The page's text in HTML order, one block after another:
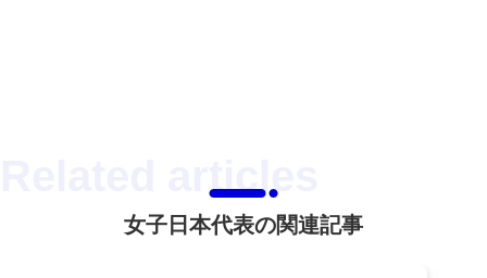
女子日本代表の関連記事